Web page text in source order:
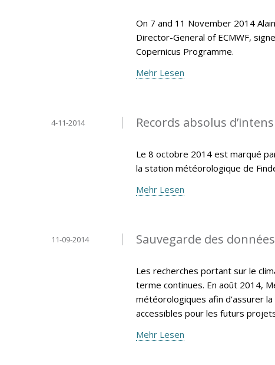
On 7 and 11 November 2014
Director-General of ECMWF,
Copernicus Programme.
Mehr Lesen
Records absolus
4-11-2014
Le 8 octobre 2014 est marqué
la station météorologique de
Mehr Lesen
Sauvegarde des
11-09-2014
Les recherches portant sur le
terme continues. En août 2014,
météorologiques afin d’assurer
accessibles pour les futurs
Mehr Lesen